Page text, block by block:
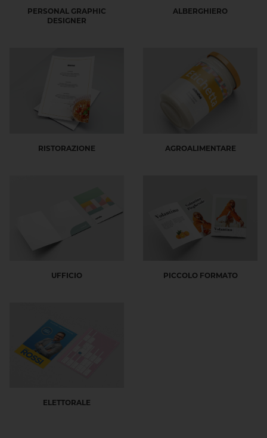
PERSONAL GRAPHIC
DESIGNER
ALBERGHIERO
RISTORAZIONE AGROALIMENTARE
UFFICIO PICCOLO FORMATO
ELETTORALE